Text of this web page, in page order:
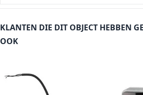
KLANTEN DIE DIT OBJECT HEBBEN
OOK